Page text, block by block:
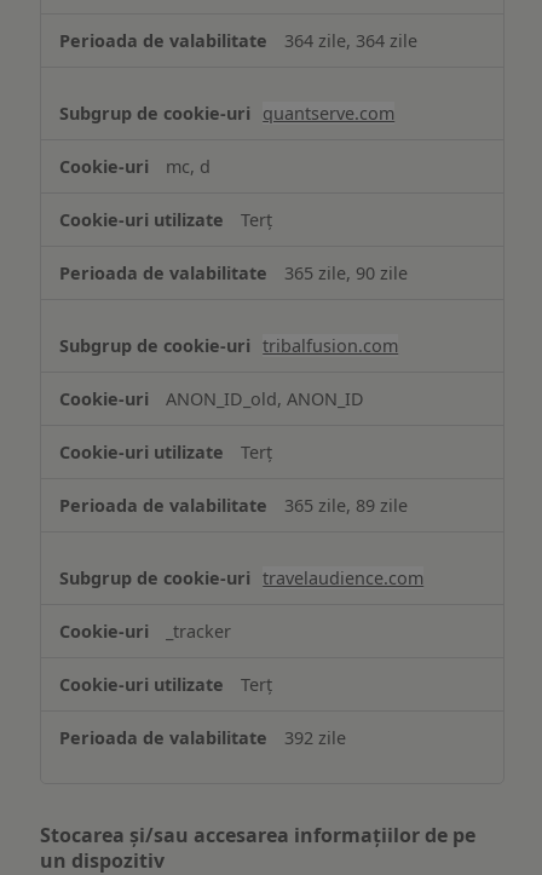
364 zile, 364 zile
quantserve.com
mc, d
Terț
365 zile, 90 zile
tribalfusion.com
ANON_ID_old, ANON_ID
Terț
365 zile, 89 zile
travelaudience.com
_tracker
Terț
392 zile
Stocarea și/sau accesarea informațiilor de pe
un dispozitiv